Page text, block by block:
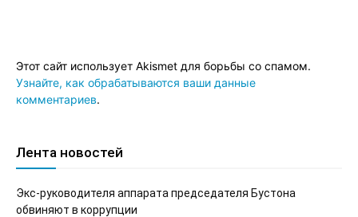
Этот сайт использует Akismet для борьбы со спамом.
Узнайте, как обрабатываются ваши данные
комментариев.
Лента новостей
Экс-руководителя аппарата председателя Бустона
обвиняют в коррупции